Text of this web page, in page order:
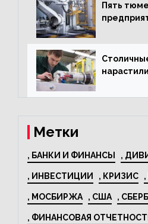
Пять
туризма
Метки
, БАНКИ И ФИНАНСЫ ,
, ИНВЕСТИЦИИ , КРИЗИС
, МОСБИРЖА , США ,
, ФИНАНСОВАЯ